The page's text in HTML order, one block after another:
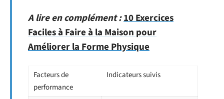
A lire en complément :10 Exercices
Faciles à Faire à la Maison pour
Améliorer la Forme Physique
Facteurs de
performance
Indicateurs suivis